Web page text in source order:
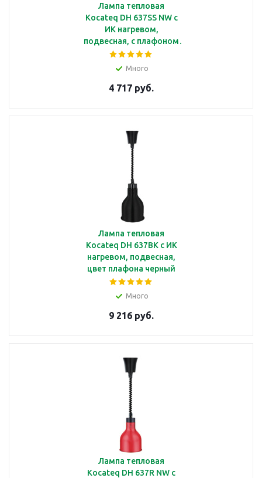
Лампа тепловая
Kocateq DH 637SS NW c
ИК нагревом,
подвесная, с плафоном
стального цвета
Ø185*225 мм
Много
4 717 руб.
Лампа тепловая
Kocateq DH 637BK с ИК
нагревом, подвесная,
цвет плафона черный
Много
9 216 руб.
Лампа тепловая
Kocateq DH 637R NW c